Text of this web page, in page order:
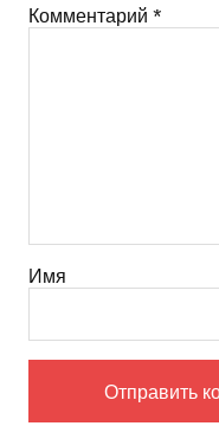
Комментарий *
Имя